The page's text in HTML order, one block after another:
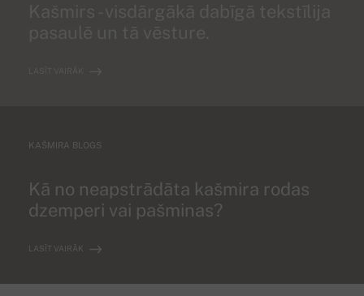
KAŠMIRA BLOGS
Kā no neapstrādāta kašmira rodas
dzemperi vai pašminas?
LASĪT VAIRĀK